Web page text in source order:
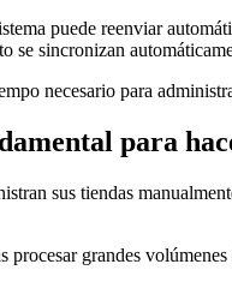
puede reenviar
se sincronizan
necesario para
para
sus tiendas
grandes